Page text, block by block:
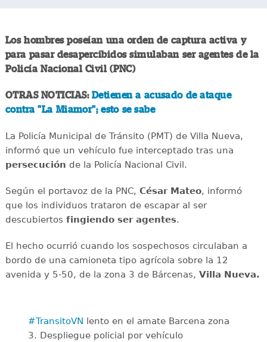
Los hombres poseían una orden de captura activa y
para pasar desapercibidos simulaban ser agentes de la
Policía Nacional Civil (PNC)
OTRAS NOTICIAS: Detienen a acusado de ataque
contra "La Miamor"; esto se sabe
La Policía Municipal de Tránsito (PMT) de Villa Nueva,
informó que un vehículo fue interceptado tras una
persecución de la Policía Nacional Civil.
Según el portavoz de la PNC, César Mateo, informó
que los individuos trataron de escapar al ser
descubiertos fingiendo ser agentes.
El hecho ocurrió cuando los sospechosos circulaban a
bordo de una camioneta tipo agrícola sobre la 12
avenida y 5-50, de la zona 3 de Bárcenas, Villa Nueva.
#TransitoVN lento en el amate Barcena zona
3. Despliegue policial por vehículo